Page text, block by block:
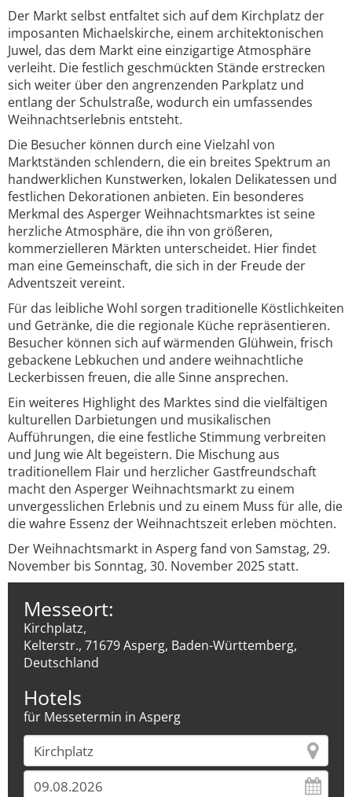
Der Markt selbst entfaltet sich auf dem Kirchplatz der
imposanten Michaelskirche, einem architektonischen
Juwel, das dem Markt eine einzigartige Atmosphäre
verleiht. Die festlich geschmückten Stände erstrecken
sich weiter über den angrenzenden Parkplatz und
entlang der Schulstraße, wodurch ein umfassendes
Weihnachtserlebnis entsteht.
Die Besucher können durch eine Vielzahl von
Marktständen schlendern, die ein breites Spektrum an
handwerklichen Kunstwerken, lokalen Delikatessen und
festlichen Dekorationen anbieten. Ein besonderes
Merkmal des Asperger Weihnachtsmarktes ist seine
herzliche Atmosphäre, die ihn von größeren,
kommerzielleren Märkten unterscheidet. Hier findet
man eine Gemeinschaft, die sich in der Freude der
Adventszeit vereint.
Für das leibliche Wohl sorgen traditionelle Köstlichkeiten
und Getränke, die die regionale Küche repräsentieren.
Besucher können sich auf wärmenden Glühwein, frisch
gebackene Lebkuchen und andere weihnachtliche
Leckerbissen freuen, die alle Sinne ansprechen.
Ein weiteres Highlight des Marktes sind die vielfältigen
kulturellen Darbietungen und musikalischen
Aufführungen, die eine festliche Stimmung verbreiten
und Jung wie Alt begeistern. Die Mischung aus
traditionellem Flair und herzlicher Gastfreundschaft
macht den Asperger Weihnachtsmarkt zu einem
unvergesslichen Erlebnis und zu einem Muss für alle, die
die wahre Essenz der Weihnachtszeit erleben möchten.
Der Weihnachtsmarkt in Asperg fand von Samstag, 29.
November bis Sonntag, 30. November 2025 statt.
Messeort:
Kirchplatz,
Kelterstr., 71679 Asperg, Baden-Württemberg,
Deutschland
Hotels
für Messetermin in Asperg